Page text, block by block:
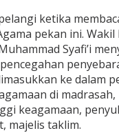
ketika
pekan ini.
Syafi’i
ke dalam
di
keagamaan,
majelis taklim.